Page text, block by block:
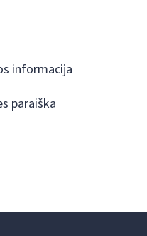
informacija
paraiška